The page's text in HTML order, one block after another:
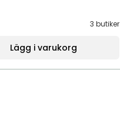
3 butiker
Lägg i varukorg